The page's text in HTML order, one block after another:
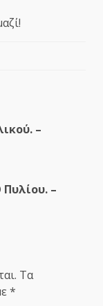
–
–
Τα
*